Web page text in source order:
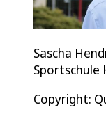
Sascha
Sportschule
Copyright: